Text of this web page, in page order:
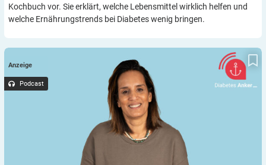
Kochbuch vor. Sie erklärt, welche Lebensmittel wirklich helfen und
welche Ernährungstrends bei Diabetes wenig bringen.
Diabetes-Anker-Podcast | Extra: Wieso man bei Diabetes das
Gürtelrose-Risiko ernst nehmen und vorsorgen sollten –
Erfahrungsbericht von Shirin
Anzeige
Podcast